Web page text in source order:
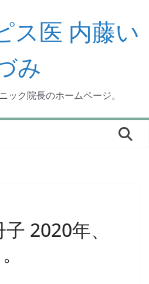
ス医 内藤い
み
ック院長のホームページ。
2020年、